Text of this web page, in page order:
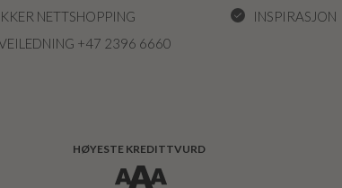
NETTSHOPPING
+47 2396 6660
INSPIRASJON
HØYESTE KREDITTVURD